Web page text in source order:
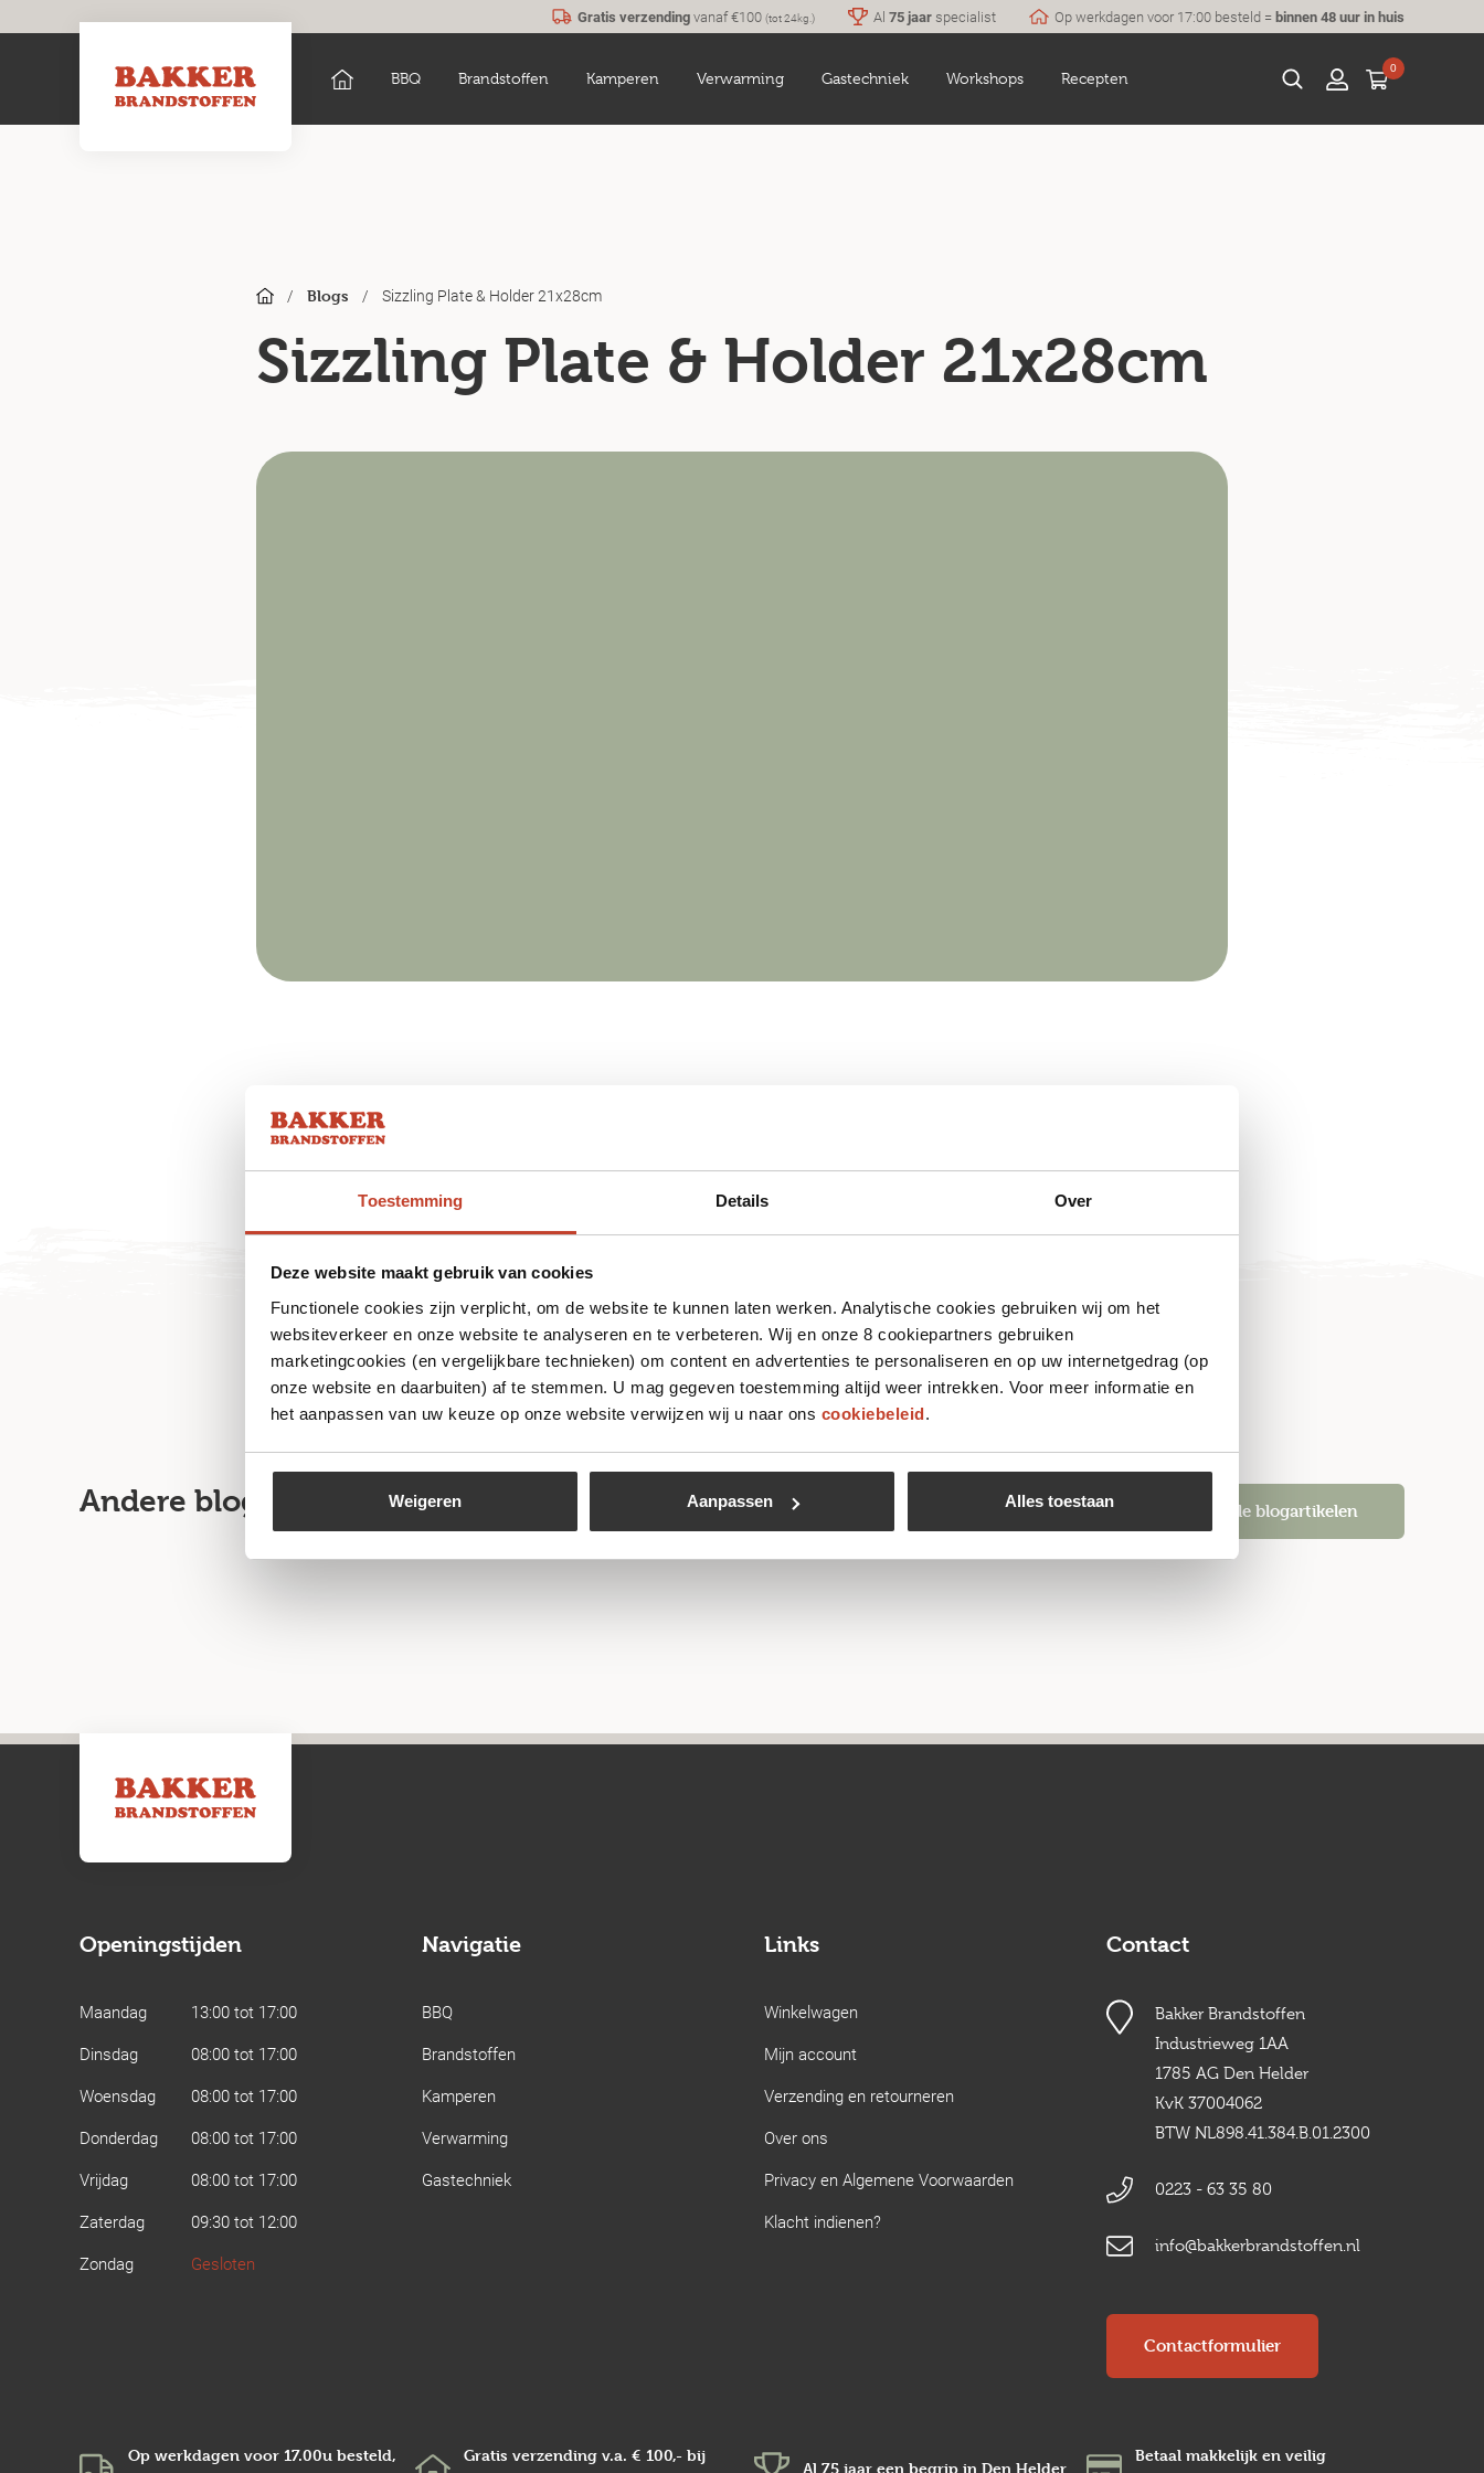
Toestemming Details Over
Deze website maakt gebruik van cookies
Functionele cookies zijn verplicht, om de website te kunnen laten werken. Analytische cookies gebruiken wij om het
websiteverkeer en onze website te analyseren en te verbeteren. Wij en onze 8 cookiepartners gebruiken
marketingcookies (en vergelijkbare technieken) om content en advertenties te personaliseren en op uw internetgedrag (op
onze website en daarbuiten) af te stemmen. U mag gegeven toestemming altijd weer intrekken. Voor meer informatie en
het aanpassen van uw keuze op onze website verwijzen wij u naar ons cookiebeleid.
Weigeren Aanpassen Alles toestaan
Gratis verzendingvanaf €100 (tot 24kg.) Al 75 jaarspecialist Op werkdagen voor 17:00 besteld =binnen 48 uur in huis
BBQ Brandstoffen Kamperen Verwarming Gastechniek Workshops Recepten
0
/ Blogs / Sizzling Plate & Holder 21x28cm
Sizzling Plate & Holder 21x28cm
Andere blogartikelen Alle blogartikelen
Openingstijden
Maandag
13:00 tot 17:00
Dinsdag
08:00 tot 17:00
Woensdag
08:00 tot 17:00
Donderdag
08:00 tot 17:00
Vrijdag
08:00 tot 17:00
Zaterdag
09:30 tot 12:00
Zondag
Gesloten
Navigatie
BBQ
Brandstoffen
Kamperen
Verwarming
Gastechniek
Links
Winkelwagen
Mijn account
Verzending en retourneren
Over ons
Privacy en Algemene Voorwaarden
Klacht indienen?
Contact
Bakker Brandstoffen
Industrieweg 1AA
1785 AG Den Helder
KvK 37004062
BTW NL898.41.384.B.01.2300
0223 - 63 35 80
info@bakkerbrandstoffen.nl
Contactformulier
Op werkdagen voor 17.00u besteld,
Gratis verzending v.a. € 100,- bij
Al 75 jaar een begrip in Den Helder
Betaal makkelijk en veilig